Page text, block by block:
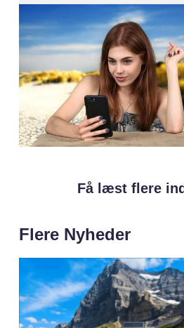
Få læst flere
Flere Nyheder